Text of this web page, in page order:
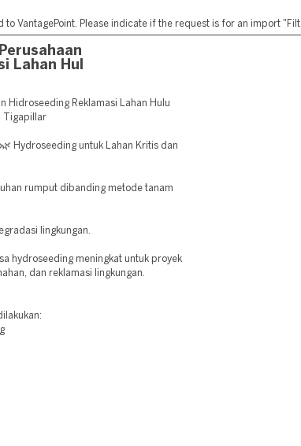
VantagePoint. Please indicate if the request is for an import
Lahan Hul
Hidroseeding Reklamasi Lahan Hulu
Tigapillar
Hydroseeding untuk Lahan Kritis dan
rumput dibanding metode tanam
lingkungan.
hydroseeding meningkat untuk proyek
dan reklamasi lingkungan.